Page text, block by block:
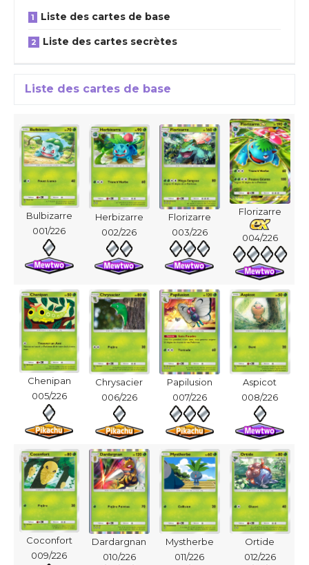
Liste des cartes de base
Liste des cartes secrètes
Liste des cartes de base
Bulbizarre
001/226
Herbizarre
002/226
Florizarre
003/226
Florizarre
004/226
Chenipan
005/226
Chrysacier
006/226
Papilusion
007/226
Aspicot
008/226
Coconfort
009/226
Dardargnan
010/226
Mystherbe
011/226
Ortide
012/226